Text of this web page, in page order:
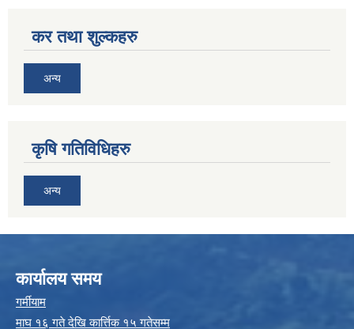
कर तथा शुल्कहरु
अन्य
कृषि गतिविधिहरु
अन्य
कार्यालय समय
गर्मीयाम
माघ १६ गते देखि कार्त्तिक १५ गतेसम्म